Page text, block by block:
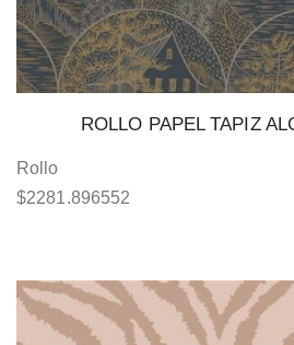
ROLLO PAPEL TAPIZ
Rollo
$2281.896552